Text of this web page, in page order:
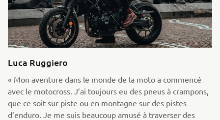
Luca Ruggiero
« Mon aventure dans le monde de la moto a commencé
avec le motocross. J’ai toujours eu des pneus à crampons,
que ce soit sur piste ou en montagne sur des pistes
d’enduro. Je me suis beaucoup amusé à traverser des